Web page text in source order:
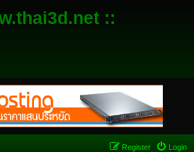
::
Login
Register